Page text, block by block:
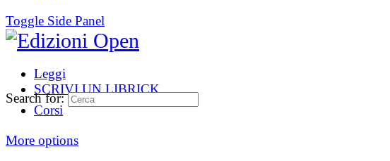
Toggle Side Panel
Leggi
SCRIVI UN LIBRICK
Corsi
More options
Search for: